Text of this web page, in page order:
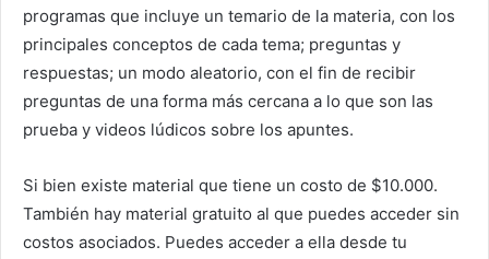
programas que incluye un temario de la materia, con los
principales conceptos de cada tema; preguntas y
respuestas; un modo aleatorio, con el fin de recibir
preguntas de una forma más cercana a lo que son las
prueba y videos lúdicos sobre los apuntes.
Si bien existe material que tiene un costo de $10.000.
También hay material gratuito al que puedes acceder sin
costos asociados. Puedes acceder a ella desde tu